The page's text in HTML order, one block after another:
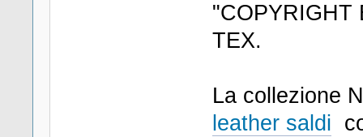
"COPYRIGHT
TEX.
La collezione
leather saldi